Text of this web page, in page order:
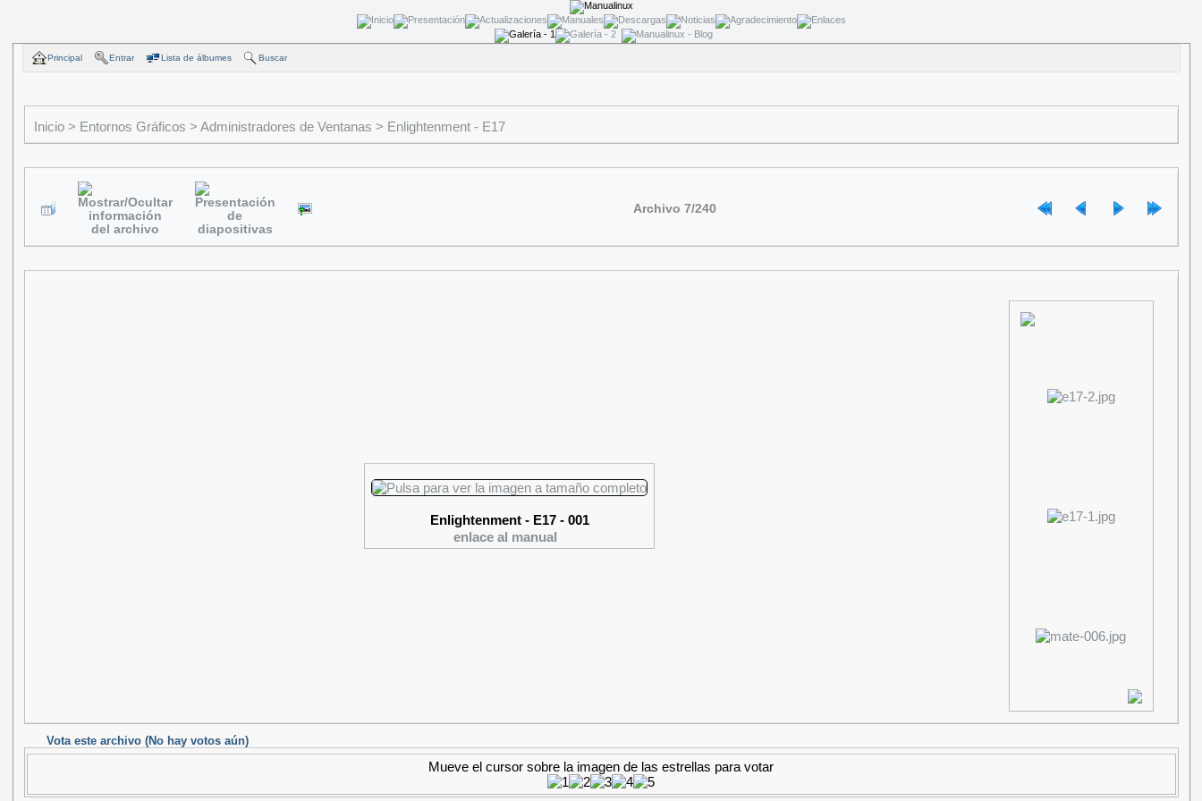
Principal Entrar Lista de álbumes Buscar
Inicio> Entornos Gráficos > Administradores de Ventanas > Enlightenment - E17
Archivo 7/240
Enlightenment - E17 - 001
enlace al manual
Vota este archivo(No hay votos aún)
Mueve el cursor sobre la imagen de las estrellas para votar